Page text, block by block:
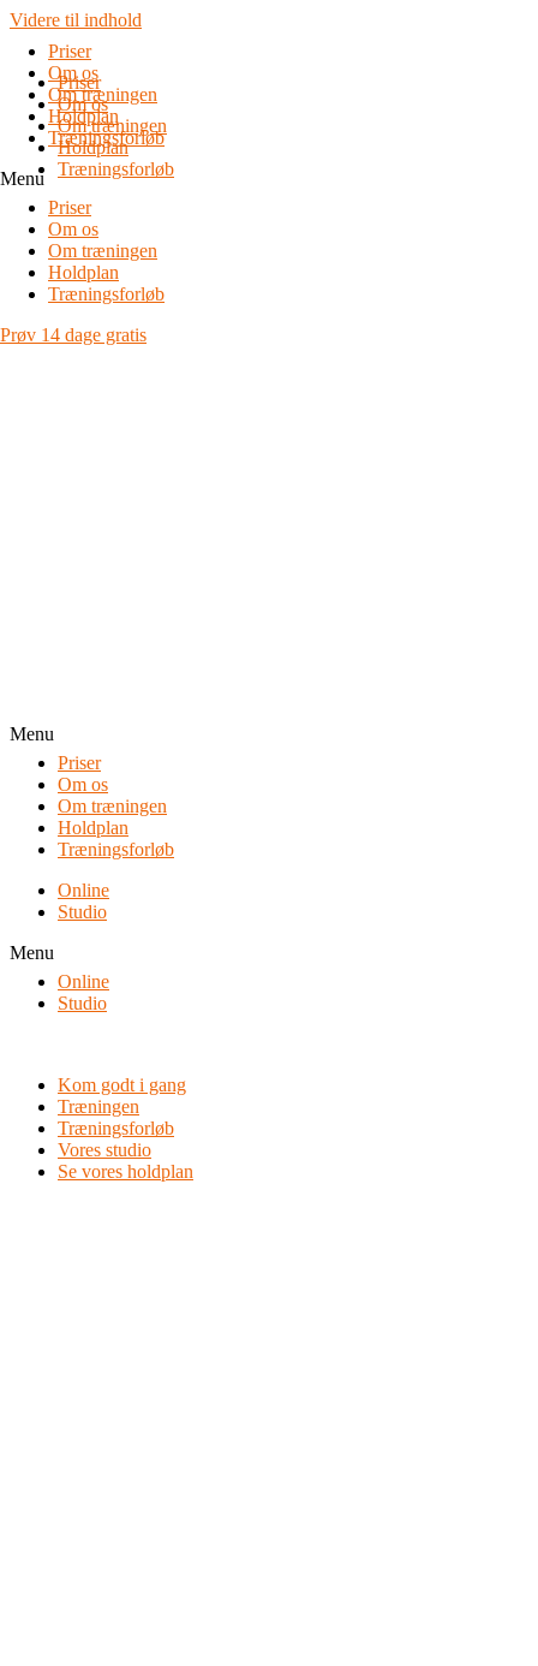
Videre til indhold
Priser
Om os
Om træningen
Holdplan
Træningsforløb
Menu
Priser
Om os
Om træningen
Holdplan
Træningsforløb
Prøv 14 dage gratis
Priser
Om os
Om træningen
Holdplan
Træningsforløb
Menu
Priser
Om os
Om træningen
Holdplan
Træningsforløb
Online
Studio
Menu
Online
Studio
Kom godt i gang
Træningen
Træningsforløb
Vores studio
Se vores holdplan